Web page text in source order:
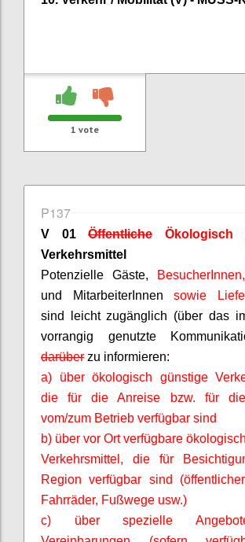
1 vote
P137
V 01 Öffentliche Ökologisch
Verkehrsmittel
Potenzielle Gäste,
BesucherInnen
und
MitarbeiterInnen sowie
sind leicht zugänglich (über das
vorrangig genutzte
darüber zu informieren:
a) über ökologisch günstige
die für die Anreise bzw. für
vom/zum Betrieb verfügbar sind
b) über vor Ort verfügbare
Verkehrsmittel, die für
Region verfügbar sind
Fahrräder, Fußwege usw.)
c) über spezielle